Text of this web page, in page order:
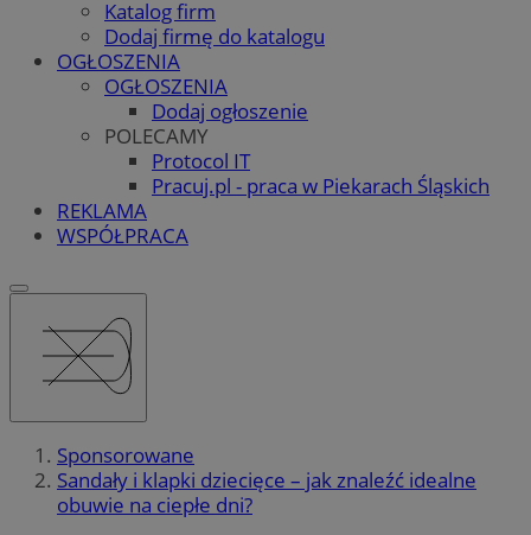
Katalog firm
Dodaj firmę do katalogu
OGŁOSZENIA
OGŁOSZENIA
Dodaj ogłoszenie
POLECAMY
Protocol IT
Pracuj.pl - praca w Piekarach Śląskich
REKLAMA
WSPÓŁPRACA
Sponsorowane
Sandały i klapki dziecięce – jak znaleźć idealne
obuwie na ciepłe dni?